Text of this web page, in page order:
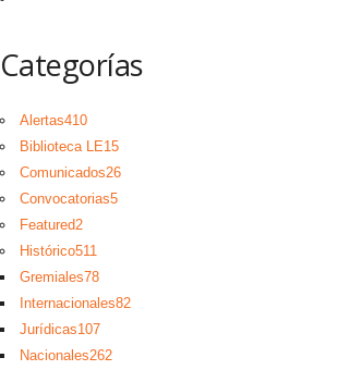
Categorías
Alertas410
Biblioteca LE15
Comunicados26
Convocatorias5
Featured2
Histórico511
Gremiales78
Internacionales82
Jurídicas107
Nacionales262